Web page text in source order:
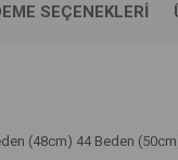
SEÇENEKLERI
(48cm) 44 Beden